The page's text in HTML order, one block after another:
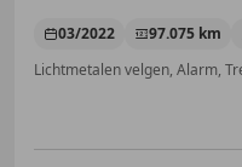
03/2022 97.075 km